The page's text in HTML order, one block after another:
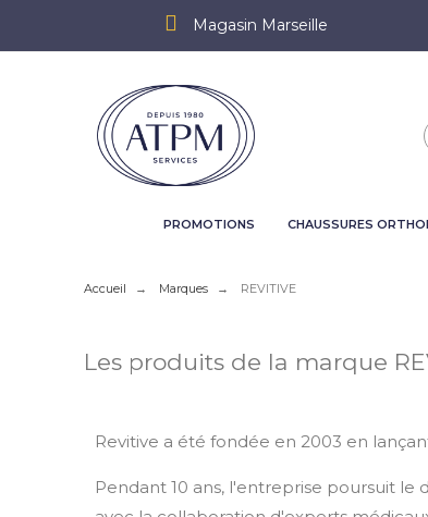
Magasin Marseille
PROMOTIONS CHAUSSURES
Accueil Marques REVITIVE
Les produits de la marque
Revitive a été fondée en 2003 en
Pendant 10 ans, l'entreprise poursuit